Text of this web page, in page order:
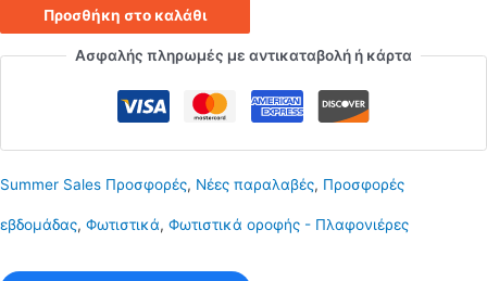
-
μαύρο
χρώμα
με
Προσθήκη στο καλάθι
Ασφαλής πληρωμές με αντικαταβολή ή κάρτα
Summer Sales Προσφορές, Νέες παραλαβές, Προσφορές
εβδομάδας, Φωτιστικά, Φωτιστικά οροφής - Πλαφονιέρες